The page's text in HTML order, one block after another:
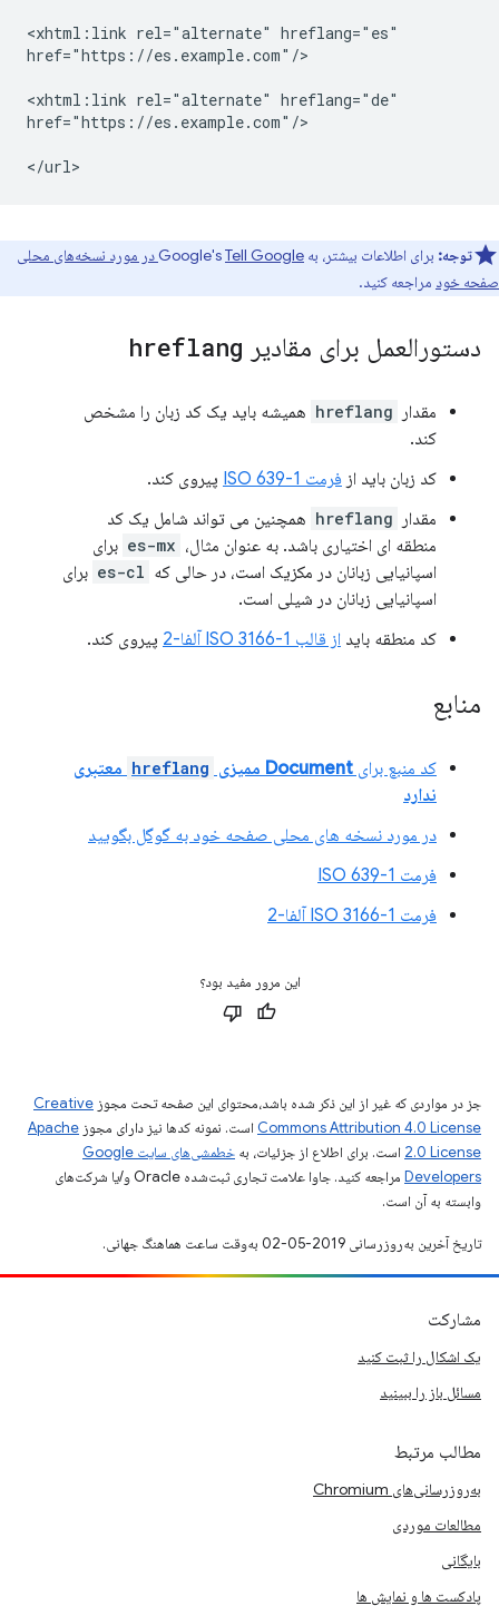
<xhtml:link rel="alternate" hreflang="es"
href="https://es.example.com"/>
<xhtml:link rel="alternate" hreflang="de"
href="https://es.example.com"/>
توجه: برای اطلاعات بیشتر، به Google's
Tell Google در مورد نسخه‌های محلی
صفحه خود مراجعه کنید.
دستورالعمل برای مقادیر hreflang
مقدار hreflang همیشه باید یک کد زبان را مشخص
کند.
کد زبان باید از فرمت ISO 639-1
پیروی کند.
مقدار
hreflang همچنین می تواند شامل یک کد
منطقه ای اختیاری باشد. به عنوان مثال، es-mx برای
اسپانیایی زبانان در مکزیک است، در حالی که es-cl برای
اسپانیایی زبانان در شیلی است.
کد منطقه باید از قالب ISO 3166-1 آلفا-2 پیروی کند.
منابع
کد منبع برای Document ممیزی hreflang معتبری
ندارد
در مورد نسخه های محلی صفحه خود به گوگل بگویید
فرمت ISO 639-1
فرمت ISO 3166-1 آلفا-2
این مرور مفید بود؟
جز در مواردی که غیر از این ذکر شده باشد،‌محتوای این صفحه تحت مجوز Creative
Commons Attribution 4.0 License است. نمونه کدها نیز دارای مجوز Apache
2.0 License است. برای اطلاع از جزئیات، به
خطمشی‌های سایت Google
Developers‏
مراجعه کنید. جاوا علامت تجاری ثبت‌شده Oracle و/یا شرکت‌های
وابسته به آن است.
تاریخ آخرین به‌روزرسانی 2019-05-02 به‌وقت ساعت هماهنگ جهانی.
مشارکت
یک اشکال را ثبت کنید
مسائل باز را ببینید
مطالب مرتبط
به‌روزرسانی‌های Chromium
مطالعات موردی
بایگانی
پادکست ها و نمایش ها